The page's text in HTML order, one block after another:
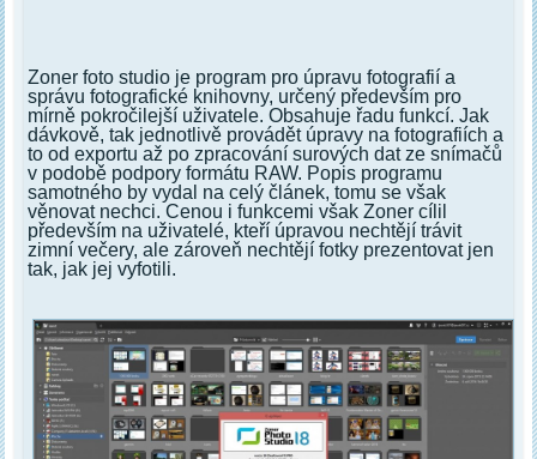
Zoner foto studio je program pro úpravu fotografií a
správu fotografické knihovny, určený především pro
mírně pokročilejší uživatele. Obsahuje řadu funkcí. Jak
dávkově, tak jednotlivě provádět úpravy na fotografiích a
to od exportu až po zpracování surových dat ze snímačů
v podobě podpory formátu RAW. Popis programu
samotného by vydal na celý článek, tomu se však
věnovat nechci. Cenou i funkcemi však Zoner cílil
především na uživatelé, kteří úpravou nechtějí trávit
zimní večery, ale zároveň nechtějí fotky prezentovat jen
tak, jak jej vyfotili.